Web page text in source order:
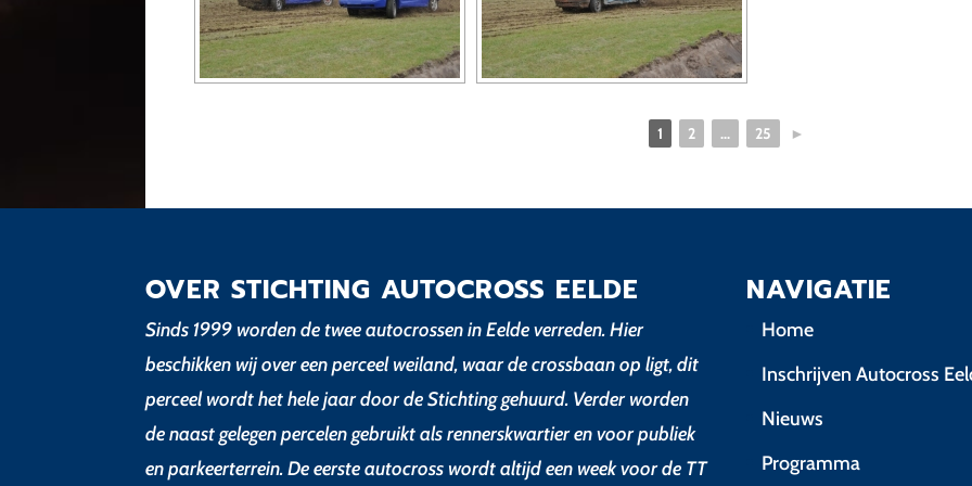
1 2 ... 25 ►
OVER STICHTING AUTOCROSS EELDE
Sinds 1999 worden de twee autocrossen in Eelde verreden. Hier
beschikken wij over een perceel weiland, waar de crossbaan op ligt, dit
perceel wordt het hele jaar door de Stichting gehuurd. Verder worden
de naast gelegen percelen gebruikt als rennerskwartier en voor publiek
en parkeerterrein. De eerste autocross wordt altijd een week voor de TT
NAVIGATIE
Home
Inschrijven Autocross
Nieuws
Programma